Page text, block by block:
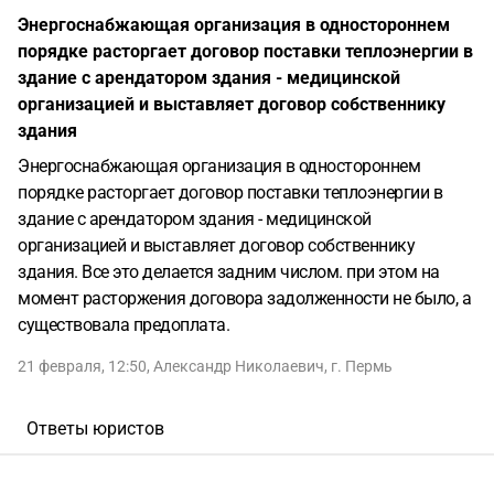
Энергоснабжающая организация в одностороннем
порядке расторгает договор поставки теплоэнергии в
здание с арендатором здания - медицинской
организацией и выставляет договор собственнику
здания
Энергоснабжающая организация в одностороннем
порядке расторгает договор поставки теплоэнергии в
здание с арендатором здания - медицинской
организацией и выставляет договор собственнику
здания. Все это делается задним числом. при этом на
момент расторжения договора задолженности не было, а
существовала предоплата.
21 февраля, 12:50, Александр Николаевич, г. Пермь
Ответы юристов